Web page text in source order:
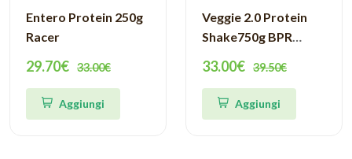
Entero Protein 250g
Racer
29.70€ 33.00€
Aggiungi
Veggie 2.0 Protein
Shake750g BPR
33.00€ 39.50€
Aggiungi